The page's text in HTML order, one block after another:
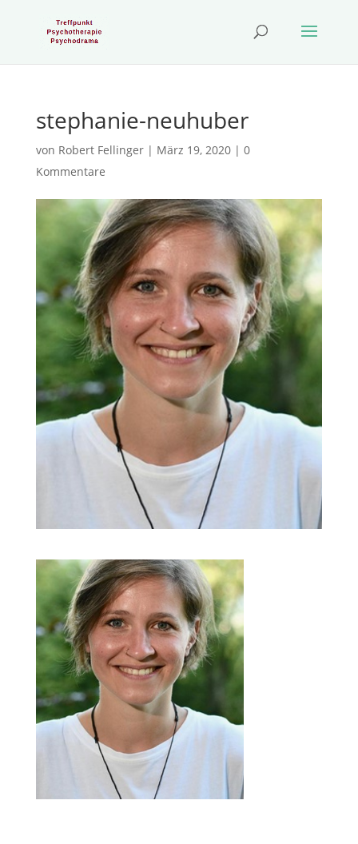
stephanie-neuhuber
von Robert Fellinger| März 19, 2020| 0
Kommentare